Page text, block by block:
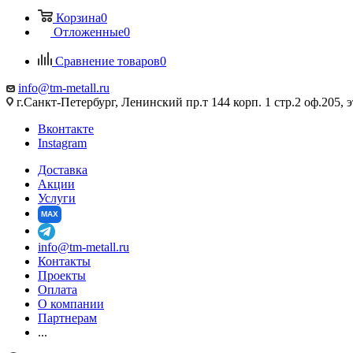
Корзина0
Отложенные0
Сравнение товаров0
info@tm-metall.ru
г.Санкт-Петербург, Ленинский пр.т 144 корп. 1 стр.2 оф.205,
Вконтакте
Instagram
Доставка
Акции
Услуги
MAX
info@tm-metall.ru
Контакты
Проекты
Оплата
О компании
Партнерам
...